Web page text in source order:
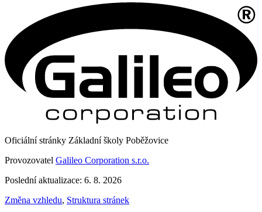
Oficiální stránky Základní školy Poběžovice
Provozovatel Galileo Corporation s.r.o.
Poslední aktualizace: 6. 8. 2026
Změna vzhledu, Struktura stránek